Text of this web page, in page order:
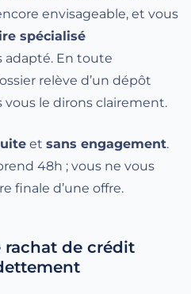
envisageable, et vous
spécialisé
adapté. En toute
relève d’un dépôt
vous le dirons clairement.
et sans engagement.
48h ; vous ne vous
finale d’une offre.
rachat de crédit